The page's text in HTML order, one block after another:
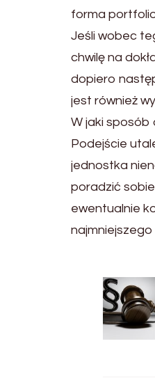
forma
Jeśli wobec
chwilę na
dopiero
jest również
W jaki sposób
Podejście
jednostka
poradzić
ewentualnie